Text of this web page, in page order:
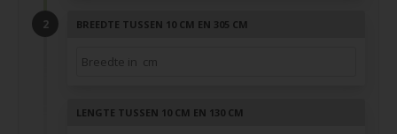
BREEDTE TUSSEN 10 CM EN 305 CM
LENGTE TUSSEN 10 CM EN 130 CM